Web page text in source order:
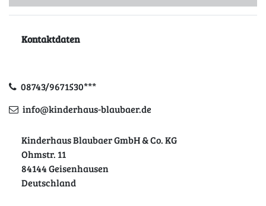
Kontaktdaten
08743/9671530***
info@kinderhaus-blaubaer.de
Kinderhaus Blaubaer GmbH & Co. KG
Ohmstr. 11
84144 Geisenhausen
Deutschland